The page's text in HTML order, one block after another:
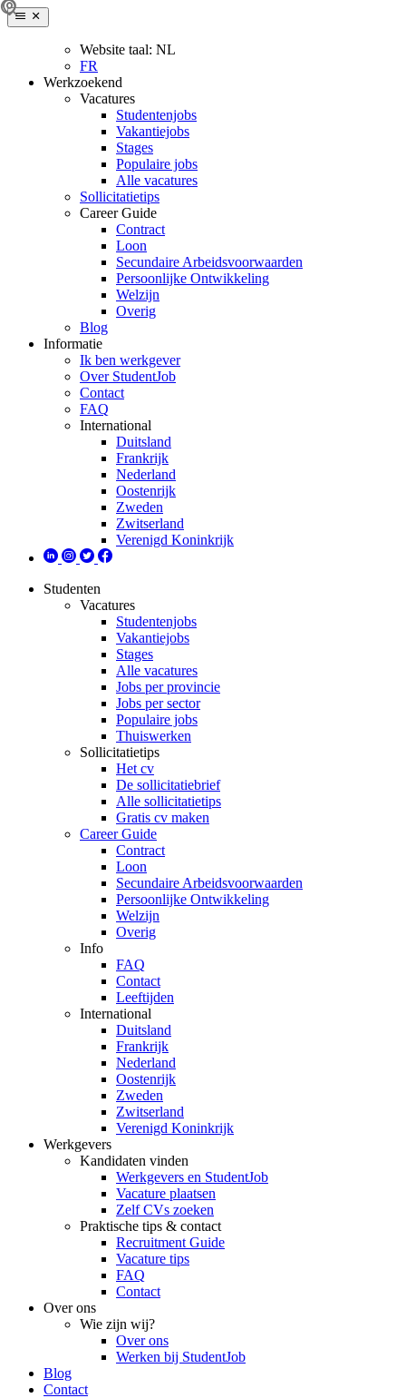
Website taal: NL
FR
Werkzoekend
Vacatures
Studentenjobs
Vakantiejobs
Stages
Populaire jobs
Alle vacatures
Sollicitatietips
Career Guide
Contract
Loon
Secundaire Arbeidsvoorwaarden
Persoonlijke Ontwikkeling
Welzijn
Overig
Blog
Informatie
Ik ben werkgever
Over StudentJob
Contact
FAQ
International
Duitsland
Frankrijk
Nederland
Oostenrijk
Zweden
Zwitserland
Verenigd Koninkrijk
Studenten
Vacatures
Studentenjobs
Vakantiejobs
Stages
Alle vacatures
Jobs per provincie
Jobs per sector
Populaire jobs
Thuiswerken
Sollicitatietips
Het cv
De sollicitatiebrief
Alle sollicitatietips
Gratis cv maken
Career Guide
Contract
Loon
Secundaire Arbeidsvoorwaarden
Persoonlijke Ontwikkeling
Welzijn
Overig
Info
FAQ
Contact
Leeftijden
International
Duitsland
Frankrijk
Nederland
Oostenrijk
Zweden
Zwitserland
Verenigd Koninkrijk
Werkgevers
Kandidaten vinden
Werkgevers en StudentJob
Vacature plaatsen
Zelf CVs zoeken
Praktische tips & contact
Recruitment Guide
Vacature tips
FAQ
Contact
Over ons
Wie zijn wij?
Over ons
Werken bij StudentJob
Blog
Contact